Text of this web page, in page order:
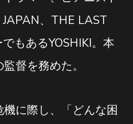
、THE LAST
もあるYOSHIKI。本
督を務めた。
に際し、「どんな困